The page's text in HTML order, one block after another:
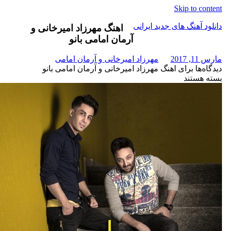
Skip
های جدید ایرانی
اهنگ مهرزاد امیرخانی و
آرمان امامی بانو
مهرزاد امیرخانی و آرمان امامی
برای اهنگ مهرزاد امیرخانی و آرمان امامی بانو